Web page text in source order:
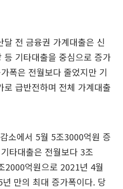
달 전 금융권 가계대출은 신
등 기타대출을 중심으로 증가
폭은 전월보다 줄었지만 기
로 급반전하며 전체 가계대출
소에서 5월 5조3000억원 증
타대출은 전월보다 3조
2000억원으로 2021년 4월
만의 최대 증가폭이다. 당